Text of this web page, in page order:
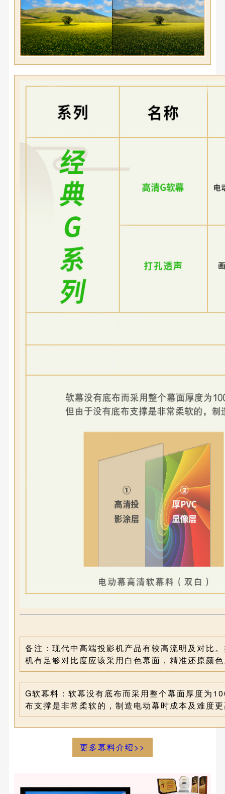
备注： 现代中高端投影机产品有较高流明及对比
机有足够对比度应该采用白色幕面，精准还原颜
G软幕料： 软幕没有底布而采用整个幕面厚度为
布支撑是非常柔软的，制造电动幕时成本及难度
更多幕料介绍>>